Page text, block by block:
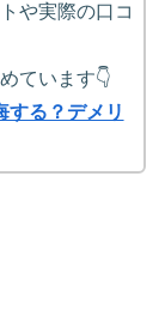
や実際の口コ
ています👇
する？デメリ